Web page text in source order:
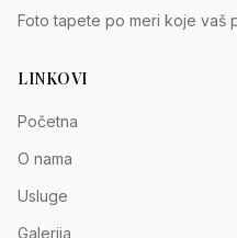
Foto tapete po meri koje vaš
LINKOVI
Početna
O nama
Usluge
Galerija